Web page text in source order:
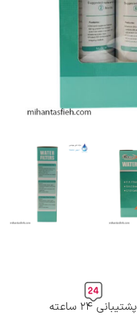
پشتیبانی ۲۴ ساعته